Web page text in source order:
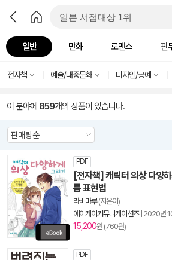
일반 만화 로맨스 판
전자책 예술/대중문화 디자인/공예
이 분야에 859개의 상품이 있습니다.
PDF
[전자책] 캐릭터 의상 다양
름 표현법
라비마루(지은이)
에이케이커뮤니케이션즈| 2020년
15,200원 (760원)
PDF